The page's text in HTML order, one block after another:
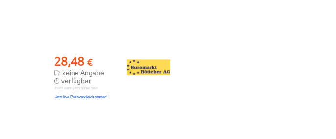
28,48 €
keine Angabe
verfügbar
Preis kann jetzt höher sein
Jetzt live Preisvergleich starten!